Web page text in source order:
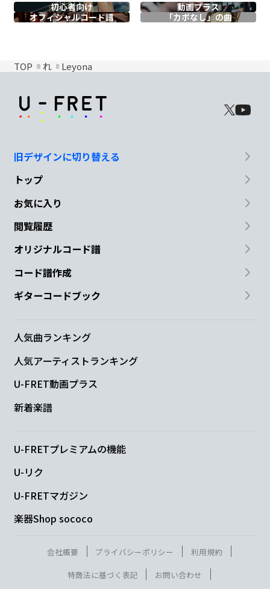
初心者向け
動画プラス
オフィシャルコード譜 「カポなし」の曲
TOP れ Leyona
旧デザインに切り替える
トップ
お気に入り
閲覧履歴
オリジナルコード譜
コード譜作成
ギターコードブック
人気曲ランキング
人気アーティストランキング
U-FRET動画プラス
新着楽譜
U-FRETプレミアムの機能
U-リク
U-FRETマガジン
楽器Shop sococo
会社概要 プライバシーポリシー
利用規約
特商法に基づく表記
お問い合わせ